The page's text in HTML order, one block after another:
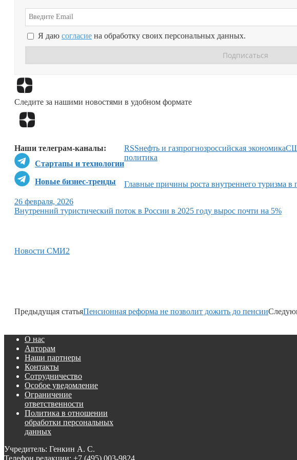
Я даю согласие на обработку своих персональных данных.
Следите за нашими новостями в удобном формате
Наши телеграм-каналы:
Стартапы и технологии
Новые бизнес-тренды
RSSнефть и газпрогнозроссийская экономика
политика
Главные причины роста внутреннего туризма в
26 февраля, 2026
Внутренний туристический поток в России в 2025 году вырос почти на 5%
Новости СМИ2
Предыдущая статьяПенсионная реформа не позволит дожить до пенсии
О нас
Авторам
Наши партнеры
Контакты
Сотрудничество
Особое уведомление
Ограничение
ответственности
Политика в отношении
обработки персональных
данных
Учредитель: Генкин А. С.